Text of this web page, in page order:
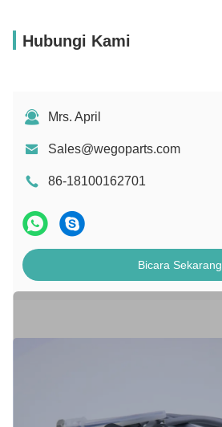
Hubungi Kami
Mrs. April
Sales@wegoparts.com
86-18100162701
Bicara Sekarang